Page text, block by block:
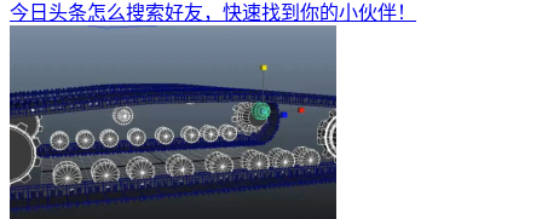
今日头条怎么搜索好友，快速找到你的小伙伴！